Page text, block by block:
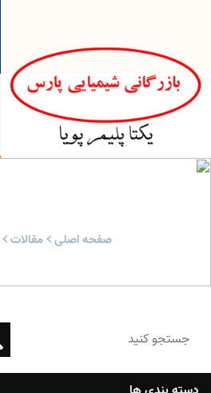
صفحه اصلی مقالات